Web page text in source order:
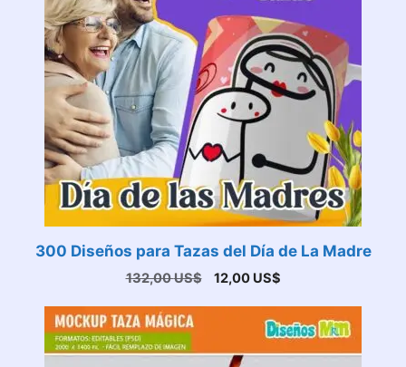
300 Diseños para Tazas del Día de La Madre
132,00US$
El
132,00 US$.
12,00 US$El
es:
12,00 US$.